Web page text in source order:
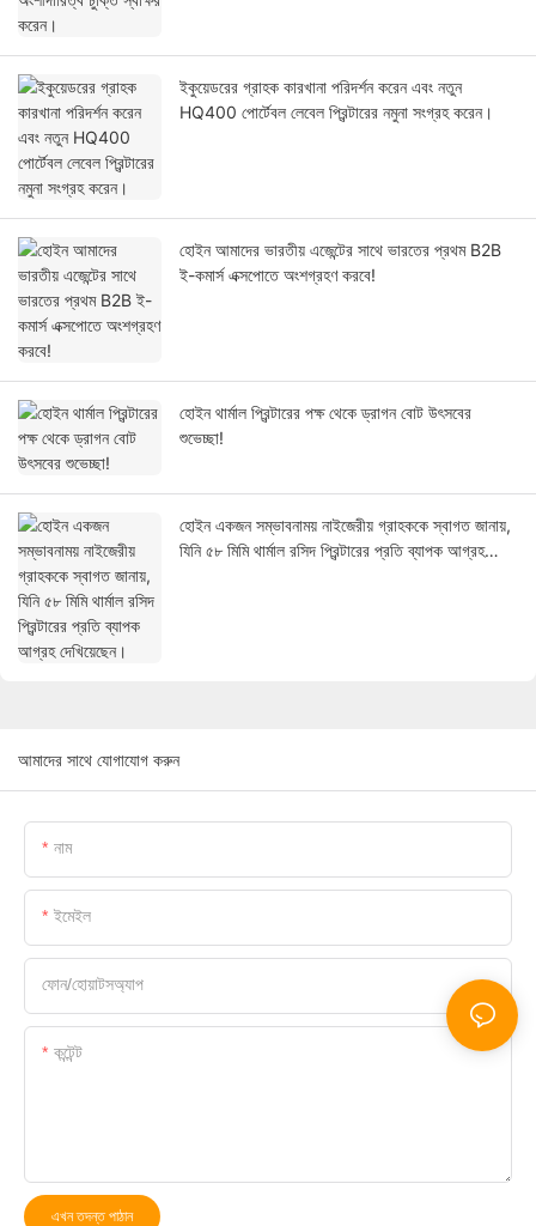
ইকুয়েডরের গ্রাহক কারখানা পরিদর্শন করেন এবং নতুন
HQ400 পোর্টেবল লেবেল প্রিন্টারের নমুনা সংগ্রহ করেন।
হোইন আমাদের ভারতীয় এজেন্টের সাথে ভারতের প্রথম B2B
ই-কমার্স এক্সপোতে অংশগ্রহণ করবে!
হোইন থার্মাল প্রিন্টারের পক্ষ থেকে ড্রাগন বোট উৎসবের
শুভেচ্ছা!
হোইন একজন সম্ভাবনাময় নাইজেরীয় গ্রাহককে স্বাগত জানায়,
যিনি ৫৮ মিমি থার্মাল রসিদ প্রিন্টারের প্রতি ব্যাপক আগ্রহ
আমাদের সাথে যোগাযোগ করুন
নাম
ইমেইল
ফোন/হোয়াটসঅ্যাপ
কন্টেন্ট
এখন তদন্ত পাঠান